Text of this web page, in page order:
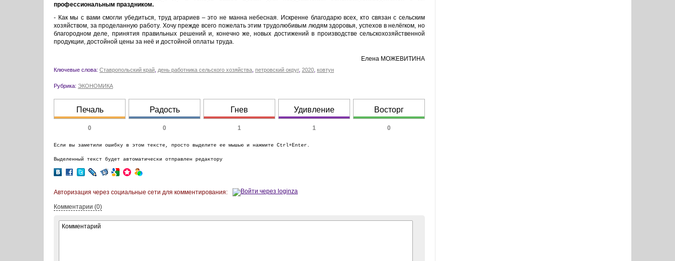
профессиональным праздником.
- Как мы с вами смогли убедиться, труд аграриев – это не манна небесная. Искренне благодарю всех, кто связан с сельским
хозяйством, за проделанную работу. Хочу прежде всего пожелать этим трудолюбивым людям здоровья, успехов в нелёгком, но
благородном деле, принятия правильных решений и, конечно же, новых достижений в производстве сельскохозяйственной
продукции, достойной цены за неё и достойной оплаты труда.
Елена МОЖЕВИТИНА
Ключевые слова: Ставропольский край день работника сельского хозяйства петровский округ, 2020 ковтун
Рубрика: ЭКОНОМИКА
Печаль
0
Радость
0
Гнев
1
Удивление
1
Восторг
0
Если вы заметили ошибку в этом тексте, просто выделите ее мышью и нажмите Ctrl+Enter.
Выделенный текст будет автоматически отправлен редактору
Авторизация через социальные сети для комментирования:
Комментарии (0)